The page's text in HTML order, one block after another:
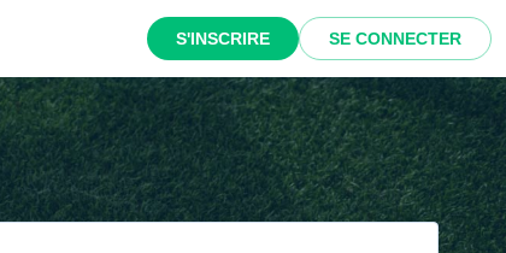
S'INSCRIRE SE CONNECTER